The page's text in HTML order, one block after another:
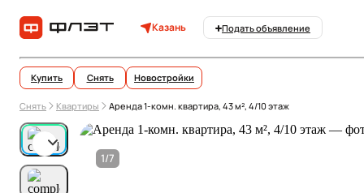
Казань Подать объявление
Купить Снять Новостройки
Снять Квартиры Аренда 1-комн. квартира, 43 м², 4/10 этаж
1/7